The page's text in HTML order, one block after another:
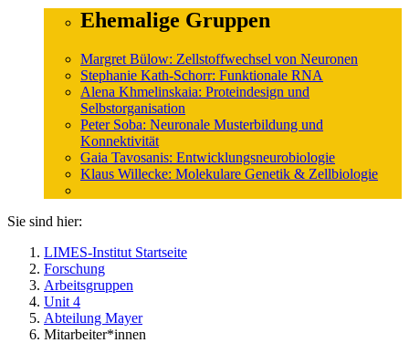
Ehemalige Gruppen
Margret Bülow: Zellstoffwechsel von Neuronen
Stephanie Kath-Schorr: Funktionale RNA
Alena Khmelinskaia: Proteindesign und
Selbstorganisation
Peter Soba: Neuronale Musterbildung und
Konnektivität
Gaia Tavosanis: Entwicklungsneurobiologie
Klaus Willecke: Molekulare Genetik & Zellbiologie
Sie sind hier:
LIMES-Institut Startseite
Forschung
Arbeitsgruppen
Unit 4
Abteilung Mayer
Mitarbeiter*innen